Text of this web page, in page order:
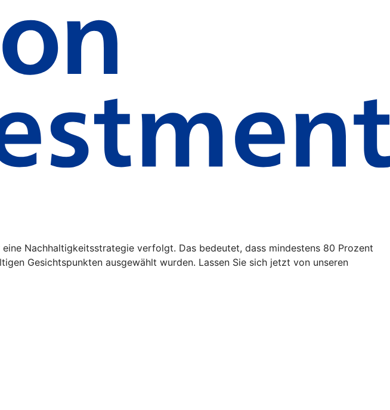
Nachhaltigkeitsstrategie verfolgt. Das bedeutet, dass mindestens 80 Prozent
Gesichtspunkten ausgewählt wurden. Lassen Sie sich jetzt von unseren